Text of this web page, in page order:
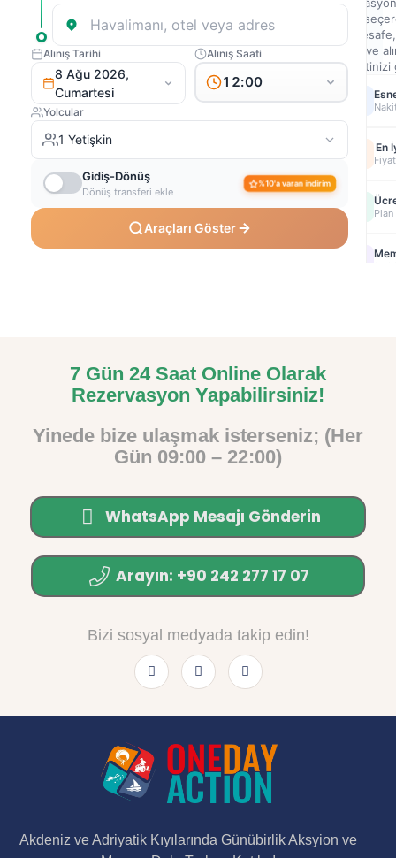
7 Gün 24 Saat Online Olarak
Rezervasyon Yapabilirsiniz!
Yinede bize ulaşmak isterseniz; (Her
Gün 09:00 – 22:00)
WhatsApp Mesajı Gönderin
Arayın: +90 242 277 17 07
Bizi sosyal medyada takip edin!
Akdeniz ve Adriyatik Kıyılarında Günübirlik Aksyion ve